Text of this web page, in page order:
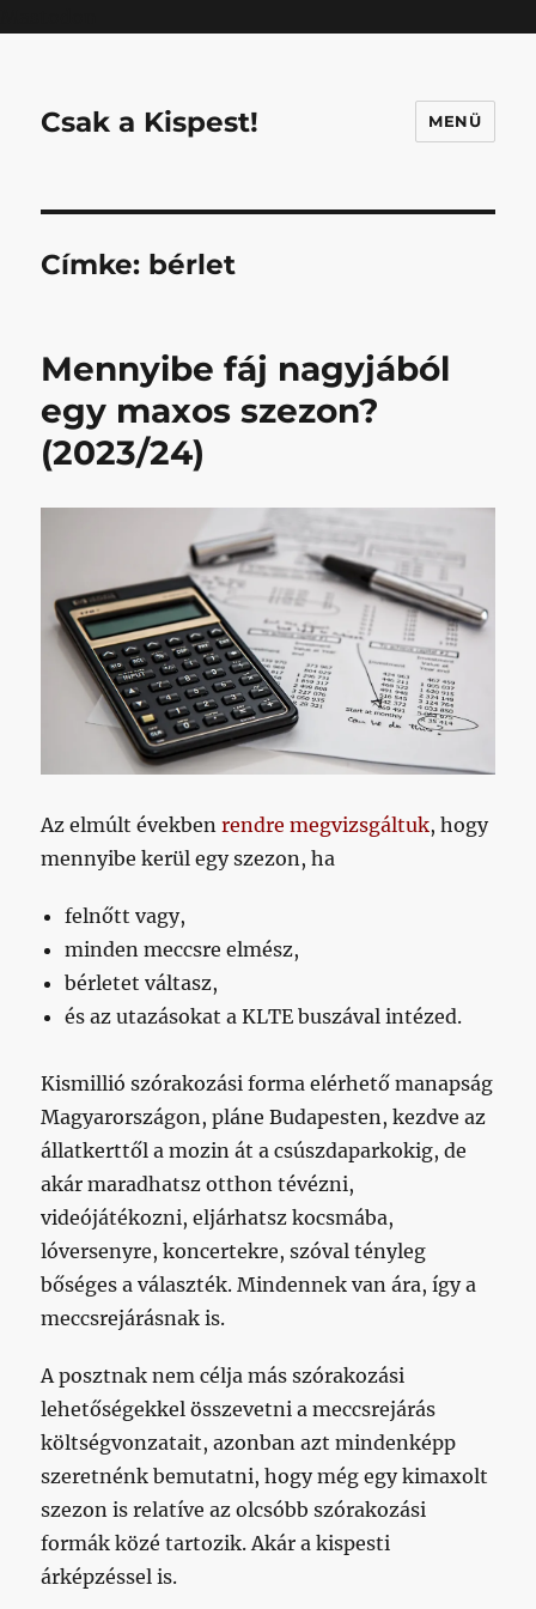
Csak a Kispest! MENÜ
Címke: bérlet
Mennyibe fáj nagyjából
egy maxos szezon?
(2023/24)
Az elmúlt évekbenrendre megvizsgáltuk, hogy
mennyibe kerül egy szezon, ha
felnőtt vagy,
minden meccsre elmész,
bérletet váltasz,
és az utazásokat a KLTE buszával intézed.
Kismillió szórakozási forma elérhető manapság
Magyarországon, pláne Budapesten, kezdve az
állatkerttől a mozin át a csúszdaparkokig, de
akár maradhatsz otthon tévézni,
videójátékozni, eljárhatsz kocsmába,
lóversenyre, koncertekre, szóval tényleg
bőséges a választék. Mindennek van ára, így a
meccsrejárásnak is.
A posztnak nem célja más szórakozási
lehetőségekkel összevetni a meccsrejárás
költségvonzatait, azonban azt mindenképp
szeretnénk bemutatni, hogy még egy kimaxolt
szezon is relatíve az olcsóbb szórakozási
formák közé tartozik. Akár a kispesti
árképzéssel is.